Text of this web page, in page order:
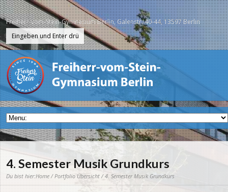
Freiherr-vom-Stein-Gymnasium Berlin, Galenstr. 40-44, 13597 Berlin
4. Semester Musik Grundkurs
Du bist hier:Home/Portfolio Übersicht/ 4. Semester Musik Grundkurs